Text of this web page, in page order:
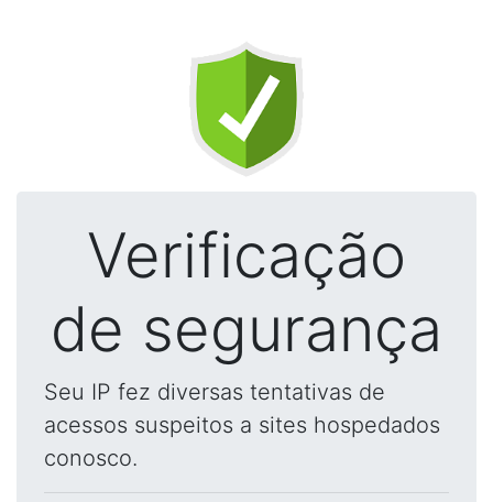
Verificação
de segurança
Seu IP fez diversas tentativas de
acessos suspeitos a sites hospedados
conosco.